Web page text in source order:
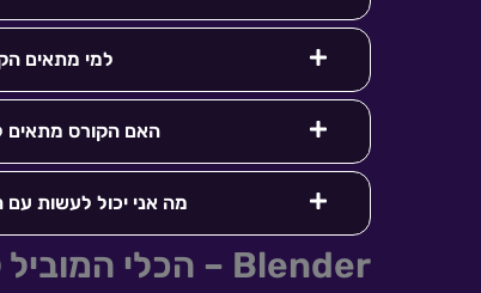
למי מתאים
האם הקורס מתאים
מה אני יכול לעשות
Blender – הכלי המוביל ליצירה בתלת מימד